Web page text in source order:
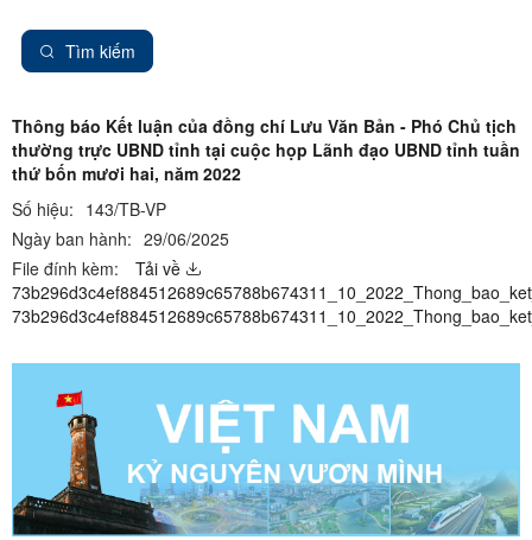
Tìm kiếm
Thông báo Kết luận của đồng chí Lưu Văn Bản - Phó Chủ tịch
thường trực UBND tỉnh tại cuộc họp Lãnh đạo UBND tỉnh tuần
thứ bốn mươi hai, năm 2022
Số hiệu: 143/TB-VP
Ngày ban hành: 29/06/2025
File đính kèm:
Tải về